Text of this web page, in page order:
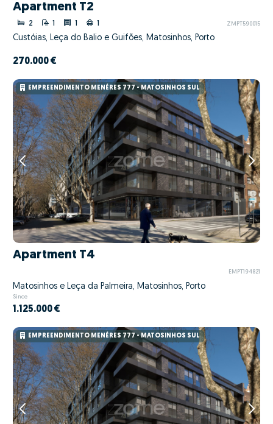
Apartment T2
2 1 1 1 ZMPT590015
Custóias, Leça do Balio e Guifões, Matosinhos, Porto
270.000 €
EMPREENDIMENTO MENÉRES 777 - MATOSINHOS SUL
Apartment T4
EMPT194821
Matosinhos e Leça da Palmeira, Matosinhos, Porto
Since
1.125.000 €
EMPREENDIMENTO MENÉRES 777 - MATOSINHOS SUL